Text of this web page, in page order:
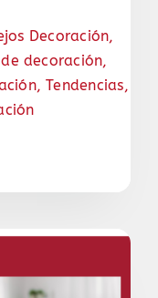
Decoración,
decoración,
,Tendencias,